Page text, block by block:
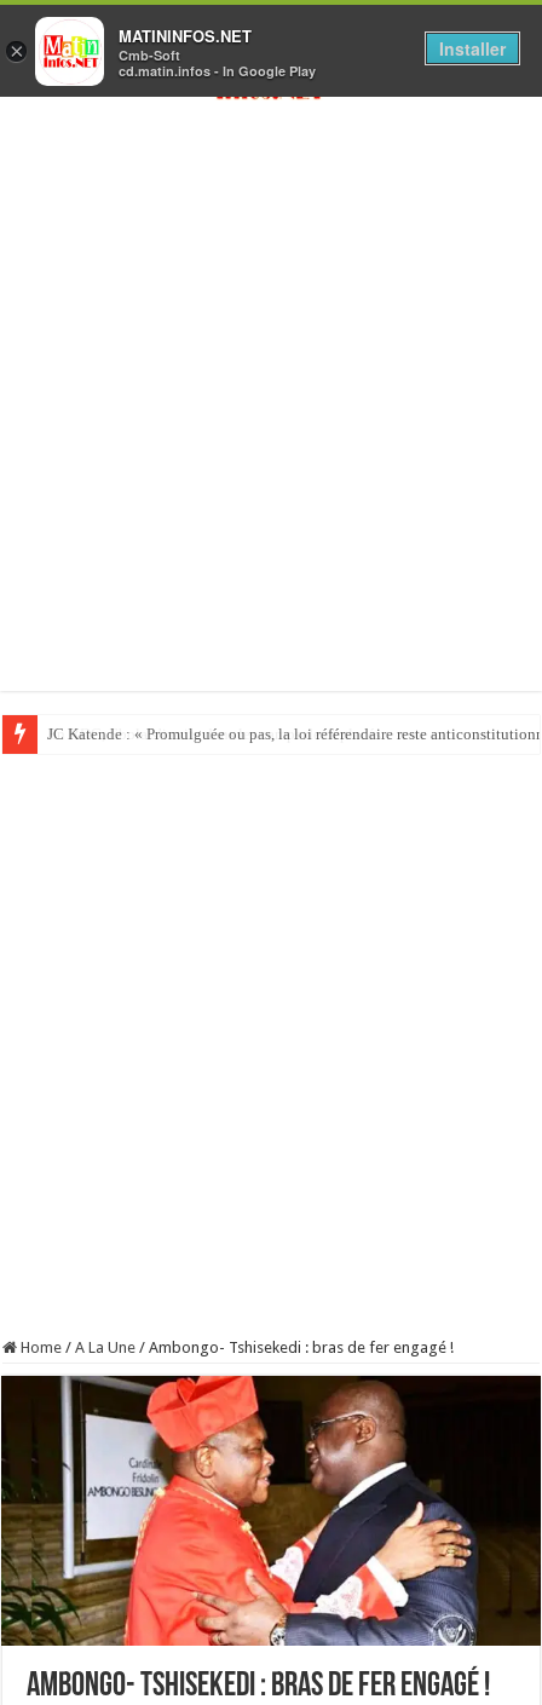
JC Katende : « Promulguée ou pas, la loi référendaire reste
Home / A La Une / Ambongo- Tshisekedi : bras de fer engagé !
Ambongo- Tshisekedi : bras de fer engagé !
×
MATININFOS.NET
Cmb-Soft
cd.matin.infos - In Google Play
Installer